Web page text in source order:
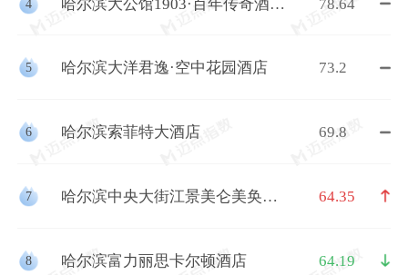
4
哈尔滨大公馆1903·百年传奇酒店
78.64
5 哈尔滨大洋君逸·空中花园酒店 73.2
6 哈尔滨索菲特大酒店 69.8
7
哈尔滨中央大街江景美仑美奂酒
64.35
8 哈尔滨富力丽思卡尔顿酒店 64.19